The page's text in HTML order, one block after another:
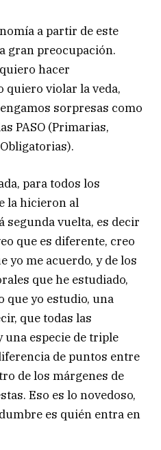
a partir de este
gran preocupación.
hacer
quiero violar la veda,
sorpresas como
PASO (Primarias,
para todos los
la hicieron al
segunda vuelta, es decir
que es diferente, creo
yo me acuerdo, y de los
que he estudiado,
que yo estudio, una
que todas las
una especie de triple
de puntos entre
de los márgenes de
Eso es lo novedoso,
es quién entra en